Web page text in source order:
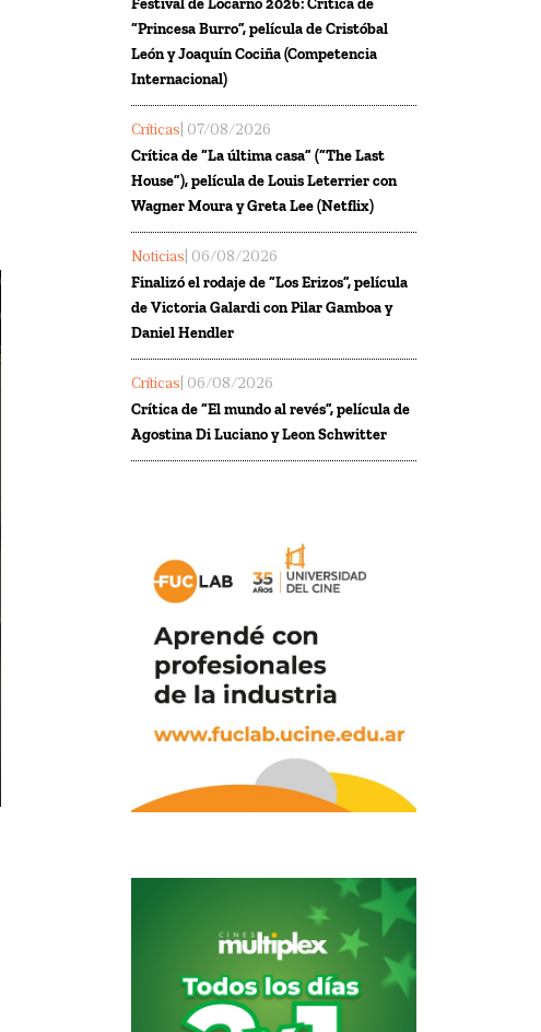
“Princesa Burro”, película de Cristóbal
León y Joaquín Cociña (Competencia
Internacional)
Críticas | 07/08/2026
Crítica de “La última casa” (“The Last
House”), película de Louis Leterrier con
Wagner Moura y Greta Lee (Netflix)
Noticias | 06/08/2026
Finalizó el rodaje de “Los Erizos”, película
de Victoria Galardi con Pilar Gamboa y
Daniel Hendler
Críticas | 06/08/2026
Crítica de “El mundo al revés”, película de
Agostina Di Luciano y Leon Schwitter